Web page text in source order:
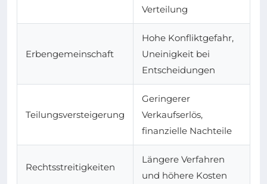
Verteilung
Erbengemeinschaft
Hohe Konfliktgefahr,
Uneinigkeit bei
Entscheidungen
Teilungsversteigerung
Geringerer
Verkaufserlös,
finanzielle Nachteile
Rechtsstreitigkeiten
Längere Verfahren
und höhere Kosten